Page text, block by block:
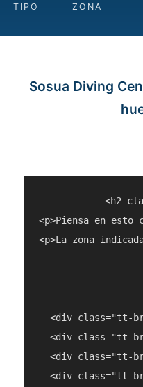
TIPO ZONA
Sosua Diving
<h2
<p>Piensa en
<p>La zona
<div class="tt-
<div class="tt-
<div class="tt-
<div class="tt-